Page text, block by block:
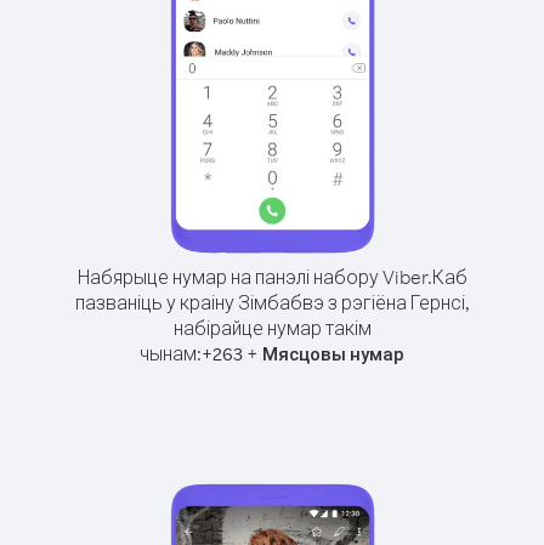
Набярыце нумар на панэлі набору Viber.Каб
пазваніць у краіну Зімбабвэ з рэгіёна Гернсі,
набірайце нумар такім
чынам:+263 + Мясцовы нумар